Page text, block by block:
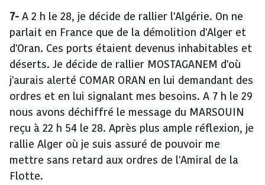
7-A 2 h le 28, je décide de rallier l'Algérie. On ne
parlait en France que de la démolition d'Alger et
d'Oran. Ces ports étaient devenus inhabitables et
déserts. Je décide de rallier MOSTAGANEM d'où
j'aurais alerté COMAR ORAN en lui demandant des
ordres et en lui signalant mes besoins. A 7 h le 29
nous avons déchiffré le message du MARSOUIN
reçu à 22 h 54 le 28. Après plus ample réflexion, je
rallie Alger où je suis assuré de pouvoir me
mettre sans retard aux ordres de l'Amiral de la
Flotte.